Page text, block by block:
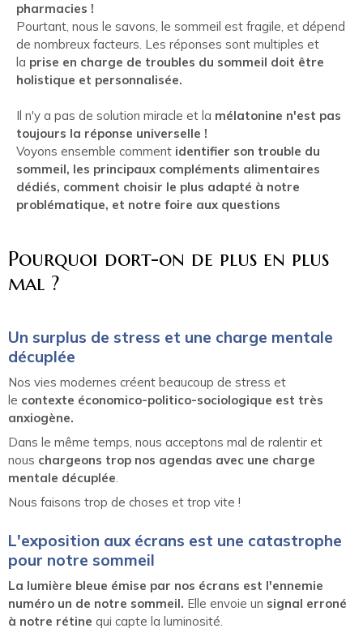
pharmacies !
Pourtant, nous le savons, le sommeil est fragile, et dépend
de nombreux facteurs. Les réponses sont multiples et
la prise en charge de troubles du sommeil doit être
holistique et personnalisée.
Il n'y a pas de solution miracle et la mélatonine n'est pas
toujours la réponse universelle !
Voyons ensemble comment identifier son trouble du
sommeil, les principaux compléments alimentaires
dédiés, comment choisir le plus adapté à notre
problématique, et notre foire aux questions
Pourquoi dort-on de plus en plus
mal ?
Un surplus de stress et une charge mentale
décuplée
Nos vies modernes créent beaucoup de stress et
le contexte économico-politico-sociologique est très
anxiogène.
Dans le même temps, nous acceptons mal de ralentir et
nous chargeons trop nos agendas avec une charge
mentale décuplée.
Nous faisons trop de choses et trop vite !
L'exposition aux écrans est une catastrophe
pour notre sommeil
La lumière bleue émise par nos écrans est l'ennemie
numéro un de notre sommeil. Elle envoie un signal erroné
à notre rétine qui capte la luminosité.